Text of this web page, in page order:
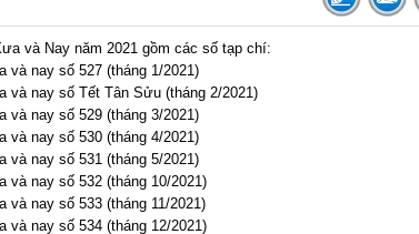
và Nay năm 2021 gồm các số tạp chí:
và nay số 527 (tháng 1/2021)
và nay số Tết Tân Sửu (tháng 2/2021)
và nay số 529 (tháng 3/2021)
và nay số 530 (tháng 4/2021)
và nay số 531 (tháng 5/2021)
và nay số 532 (tháng 10/2021)
và nay số 533 (tháng 11/2021)
và nay số 534 (tháng 12/2021)